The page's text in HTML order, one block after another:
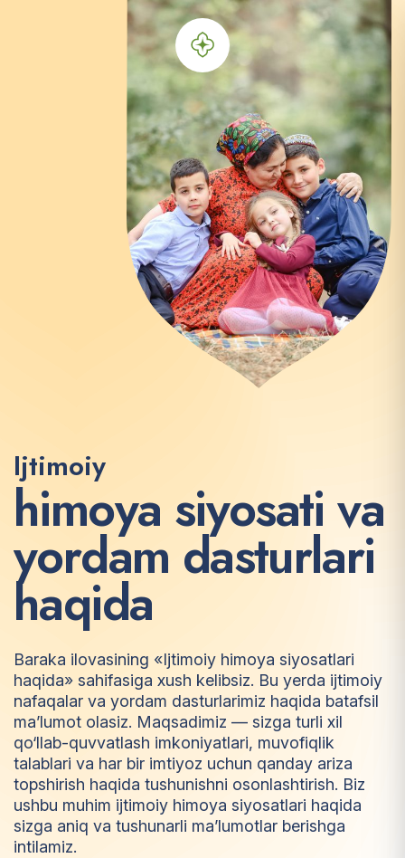
Ijtimoiy
himoya siyosati va
yordam dasturlari
haqida
Baraka ilovasining «Ijtimoiy himoya siyosatlari
haqida» sahifasiga xush kelibsiz. Bu yerda ijtimoiy
nafaqalar va yordam dasturlarimiz haqida batafsil
ma’lumot olasiz. Maqsadimiz — sizga turli xil
qo‘llab-quvvatlash imkoniyatlari, muvofiqlik
talablari va har bir imtiyoz uchun qanday ariza
topshirish haqida tushunishni osonlashtirish. Biz
ushbu muhim ijtimoiy himoya siyosatlari haqida
sizga aniq va tushunarli ma’lumotlar berishga
intilamiz.